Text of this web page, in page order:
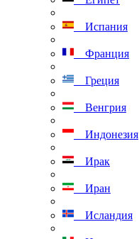
Испания
Франция
Греция
Венгрия
Индонезия
Ирак
Иран
Исландия